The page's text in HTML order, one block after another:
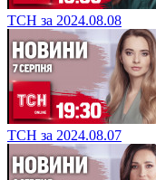
ТСН за 2024.08.08
ТСН за 2024.08.07